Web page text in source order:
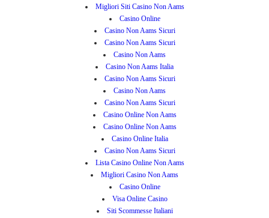
Migliori Siti Casino Non Aams
Casino Online
Casino Non Aams Sicuri
Casino Non Aams Sicuri
Casino Non Aams
Casino Non Aams Italia
Casino Non Aams Sicuri
Casino Non Aams
Casino Non Aams Sicuri
Casino Online Non Aams
Casino Online Non Aams
Casino Online Italia
Casino Non Aams Sicuri
Lista Casino Online Non Aams
Migliori Casino Non Aams
Casino Online
Visa Online Casino
Siti Scommesse Italiani